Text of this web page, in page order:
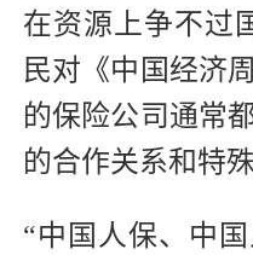
在资源上争不过
民对《中国经济
的保险公司通常
的合作关系和特
“中国人保、中